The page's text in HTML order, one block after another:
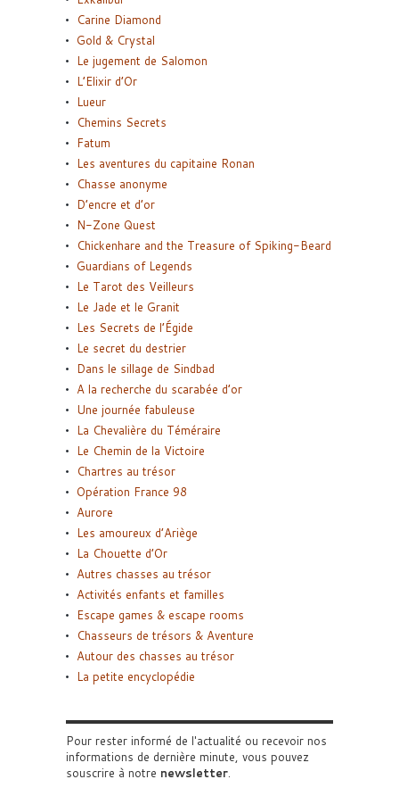
Carine Diamond
Gold & Crystal
Le jugement de Salomon
L’Elixir d’Or
Lueur
Chemins Secrets
Fatum
Les aventures du capitaine Ronan
Chasse anonyme
D’encre et d’or
N-Zone Quest
Chickenhare and the Treasure of Spiking-Beard
Guardians of Legends
Le Tarot des Veilleurs
Le Jade et le Granit
Les Secrets de l’Égide
Le secret du destrier
Dans le sillage de Sindbad
A la recherche du scarabée d’or
Une journée fabuleuse
La Chevalière du Téméraire
Le Chemin de la Victoire
Chartres au trésor
Opération France 98
Aurore
Les amoureux d’Ariège
La Chouette d’Or
Autres chasses au trésor
Activités enfants et familles
Escape games & escape rooms
Chasseurs de trésors & Aventure
Autour des chasses au trésor
La petite encyclopédie
Pour rester informé de l'actualité ou recevoir nos
informations de dernière minute, vous pouvez
souscrire à notre newsletter.